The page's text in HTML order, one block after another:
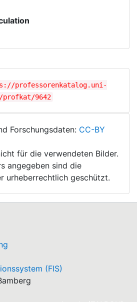
professorenkatalog.uni-
profkat/9642
Forschungsdaten: CC-BY
für die verwendeten Bilder.
angegeben sind die
urheberrechtlich geschützt.
(FIS)